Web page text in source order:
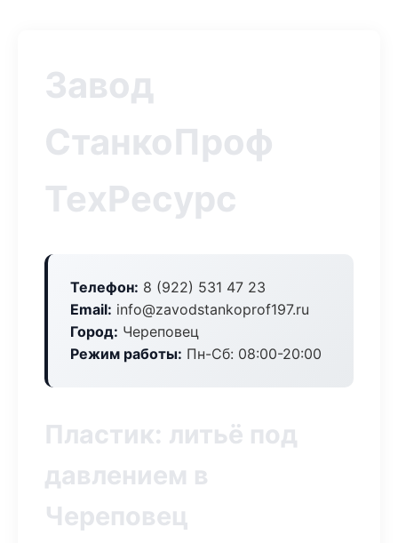
Завод
СтанкоПроф
ТехРесурс
Телефон: 8 (922) 531 47 23
Email: info@zavodstankoprof197.ru
Город: Череповец
Режим работы: Пн-Сб: 08:00-20:00
Пластик: литьё под
давлением в
Череповец